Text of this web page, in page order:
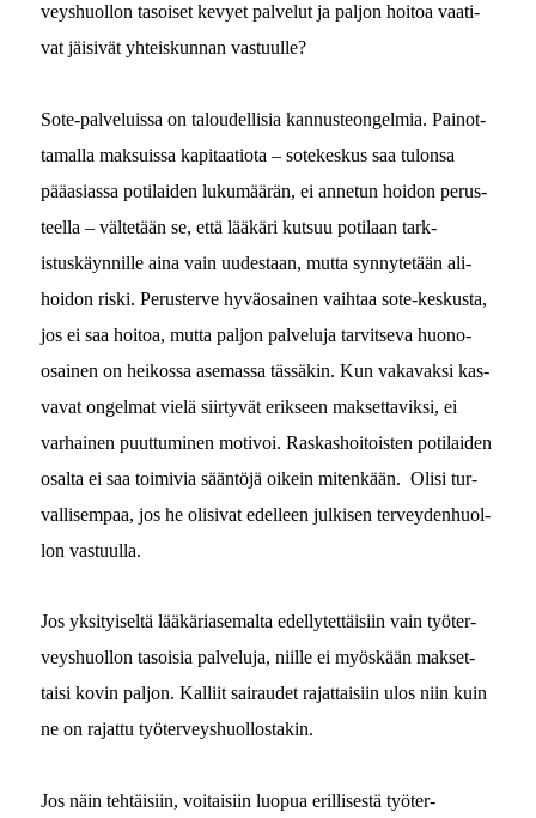
veyshuol­lon tasoiset kevyet palve­lut ja paljon hoitoa vaa­ti­
vat jäi­sivät yhteiskun­nan vastuulle?
Sote-palveluis­sa on taloudel­lisia kan­nus­teon­gelmia. Pain­ot­
ta­mal­la mak­su­is­sa kap­i­taa­tio­ta – sotekeskus saa tulon­sa
pääasi­as­sa poti­laiden lukumäärän, ei annetun hoidon perus­
teel­la – väl­tetään se, että lääkäri kut­suu poti­laan tark­
istuskäyn­nille aina vain uud­estaan, mut­ta syn­nytetään ali­
hoidon ris­ki. Peruster­ve hyväo­sainen vai­h­taa sote-keskus­ta,
jos ei saa hoitoa, mut­ta paljon palvelu­ja tarvit­se­va huono-
osainen on heikos­sa ase­mas­sa tässäkin. Kun vakavak­si kas­
va­vat ongel­mat vielä siir­tyvät erik­seen mak­set­taviksi, ei
varhainen puut­tumi­nen motivoi. Raskashoitois­t­en poti­laiden
osalta ei saa toimivia sään­töjä oikein mitenkään. Olisi tur­
val­lisem­paa, jos he oli­si­vat edelleen julkisen ter­vey­den­huol­
lon vastuulla.
Jos yksi­tyiseltä lääkäri­ase­mal­ta edel­lytet­täisi­in vain työter­
veyshuol­lon tasoisia palvelu­ja, niille ei myöskään mak­set­
taisi kovin paljon. Kalli­it sairaudet rajat­taisi­in ulos niin kuin
ne on rajat­tu työterveyshuollostakin.
Jos näin tehtäisi­in, voitaisi­in luop­ua eril­lis­es­tä työter­